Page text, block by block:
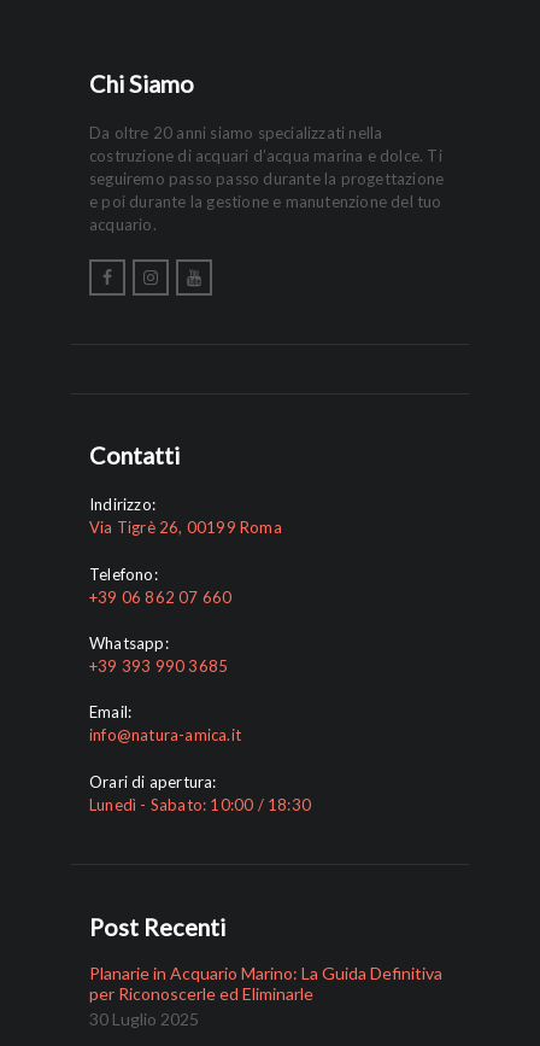
Chi Siamo
Da oltre 20 anni siamo specializzati nella
costruzione di acquari d’acqua marina e dolce. Ti
seguiremo passo passo durante la progettazione
e poi durante la gestione e manutenzione del tuo
acquario.
Contatti
Indirizzo:
Via Tigrè 26, 00199 Roma
Telefono:
+39 06 862 07 660
Whatsapp:
+39 393 990 3685
Email:
info@natura-amica.it
Orari di apertura:
Lunedì - Sabato: 10:00 / 18:30
Post Recenti
Planarie in Acquario Marino: La Guida Definitiva
per Riconoscerle ed Eliminarle
30 Luglio 2025